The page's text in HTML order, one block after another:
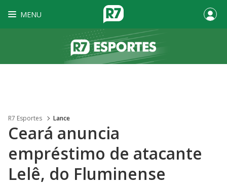
MENU
R7 Esportes Lance
Ceará anuncia
empréstimo de atacante
Lelê, do Fluminense